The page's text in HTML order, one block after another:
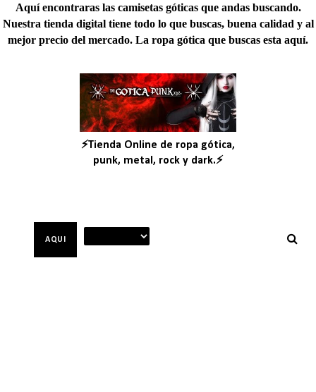
Aquí encontraras las camisetas góticas que andas buscando.
Nuestra tienda digital tiene todo lo que buscas, buena calidad y al
mejor precio del mercado. La ropa gótica que buscas esta aquí.
⚡Tienda Online de ropa gótica,
punk, metal, rock y dark.⚡
AQUI